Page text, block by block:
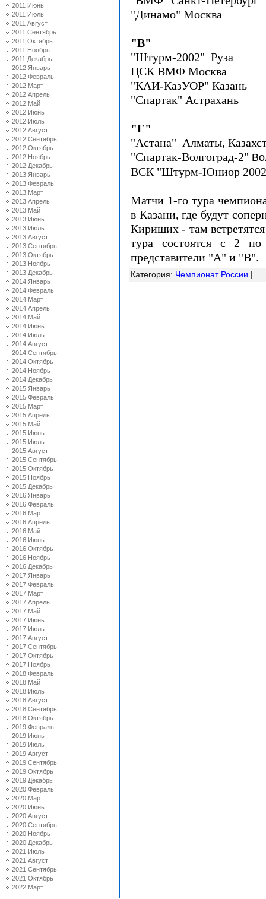
2011 Июнь
2011 Июль
2011 Август
2011 Сентябрь
2011 Октябрь
2011 Ноябрь
2011 Декабрь
2012 Январь
2012 Февраль
2012 Март
2012 Апрель
2012 Май
2012 Июнь
2012 Июль
2012 Август
2012 Сентябрь
2012 Октябрь
2012 Ноябрь
2012 Декабрь
2013 Январь
2013 Февраль
2013 Март
2013 Апрель
2013 Май
2013 Июнь
2013 Июль
2013 Август
2013 Сентябрь
2013 Октябрь
2013 Ноябрь
2013 Декабрь
2014 Январь
2014 Февраль
2014 Март
2014 Апрель
2014 Май
2014 Июнь
2014 Июль
2014 Август
2014 Сентябрь
2014 Октябрь
2014 Ноябрь
2014 Декабрь
2015 Январь
2015 Февраль
2015 Март
2015 Апрель
2015 Май
2015 Июнь
2015 Июль
2015 Август
2015 Сентябрь
2015 Октябрь
2015 Ноябрь
2015 Декабрь
2016 Январь
2016 Февраль
2016 Март
2016 Апрель
2016 Май
2016 Июнь
2016 Октябрь
2016 Ноябрь
2016 Декабрь
2017 Январь
2017 Февраль
2017 Март
2017 Апрель
2017 Май
2017 Июнь
2017 Июль
2017 Август
2017 Сентябрь
2017 Октябрь
2017 Ноябрь
2018 Февраль
2018 Май
2018 Июль
2018 Август
2018 Сентябрь
2018 Октябрь
2019 Февраль
2019 Июнь
2019 Июль
2019 Август
2019 Сентябрь
2019 Октябрь
2019 Декабрь
2020 Февраль
2020 Март
2020 Июнь
2020 Август
2020 Сентябрь
2020 Ноябрь
2020 Декабрь
2021 Июль
2021 Август
2021 Сентябрь
2021 Октябрь
2022 Март
"Динамо" Москва
"В"
"Штурм-2002" Руза
ЦСК ВМФ Москва
"КАИ-КазУОР" Казань
"Спартак" Астрахань
"Г"
"Астана" Алматы,
"Спартак-Волгоград-2"
ВСК "Штурм-Юниор
Матчи 1-го тура
в Казани, где будут
Кириших - там
тура состоятся с 2 по
представители "А" и "В".
Категория: Чемпионат России |